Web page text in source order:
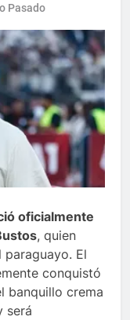
Pasado
oficialmente
, quien
El
conquistó
banquillo crema
será